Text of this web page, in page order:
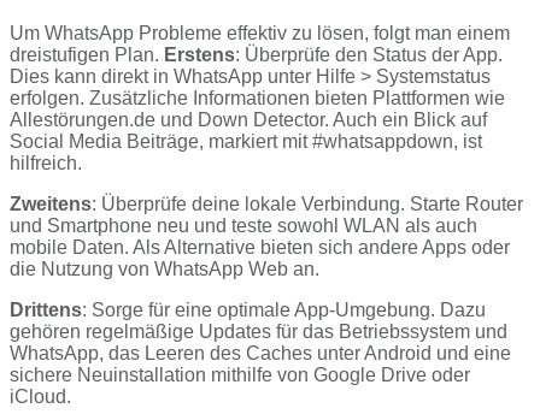
Um WhatsApp Probleme effektiv zu lösen, folgt man einem
dreistufigen Plan. Erstens: Überprüfe den Status der App.
Dies kann direkt in WhatsApp unter Hilfe > Systemstatus
erfolgen. Zusätzliche Informationen bieten Plattformen wie
Allestörungen.de und Down Detector. Auch ein Blick auf
Social Media Beiträge, markiert mit #whatsappdown, ist
hilfreich.
Zweitens: Überprüfe deine lokale Verbindung. Starte Router
und Smartphone neu und teste sowohl WLAN als auch
mobile Daten. Als Alternative bieten sich andere Apps oder
die Nutzung von WhatsApp Web an.
Drittens: Sorge für eine optimale App-Umgebung. Dazu
gehören regelmäßige Updates für das Betriebssystem und
WhatsApp, das Leeren des Caches unter Android und eine
sichere Neuinstallation mithilfe von Google Drive oder
iCloud.